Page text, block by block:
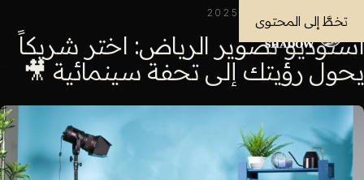
تخطَّ إلى المحتوى
المدونة
استوديو تصوير الرياض: اختر شريكاً
يحول رؤيتك إلى تحفة سينمائية 🎥